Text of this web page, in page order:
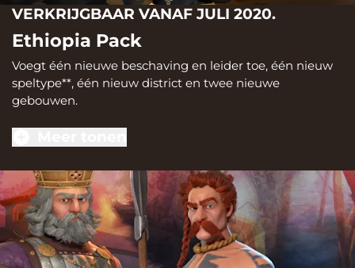
VERKRIJGBAAR VANAF JULI 2020.
Ethiopia Pack
Voegt één nieuwe beschaving en leider toe, één nieuw
speltype**, één nieuw district en twee nieuwe
gebouwen.